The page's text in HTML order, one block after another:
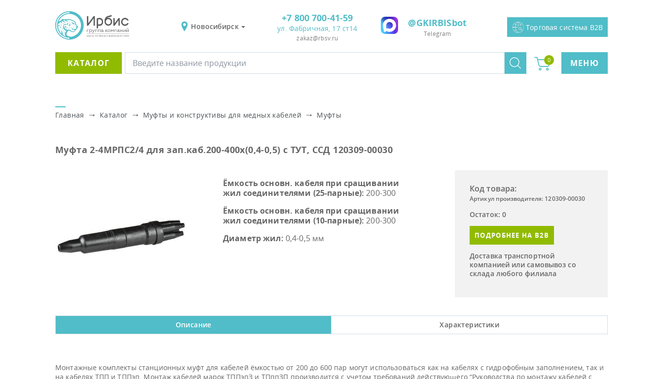
Новосибирск
+7 800 700-41-59
ул. Фабричная, 17 ст14
zakaz@rbsv.ru
@GKIRBISbot
Telegram
Торговая система B2B
КАТАЛОГ 0 МЕНЮ
Главная Каталог Муфты и конструктивы для медных кабелей Муфты
Муфта 2-4МРПС2/4 для зап.каб.200-400х(0,4-0,5) с ТУТ, ССД 120309-00030
Ёмкость основн. кабеля при сращивании
жил соединителями (25-парные): 200-300
Ёмкость основн. кабеля при сращивании
жил соединителями (10-парные): 200-300
Диаметр жил: 0,4-0,5 мм
Код товара:
Артикул производителя: 120309-00030
Остаток: 0
ПОДРОБНЕЕ НА B2B
Доставка транспортной
компанией или самовывоз со
склада любого филиала
Описание Характеристики
Монтажные комплекты станционных муфт для кабелей ёмкостью от 200 до 600 пар могут использоваться как на кабелях с гидрофобным заполнением, так и
на кабелях ТПП и ТППэп. Монтаж кабелей марок ТППэпЗ и ТПппЗП производится с учетом требований действующего “Руководства по монтажу кабелей с